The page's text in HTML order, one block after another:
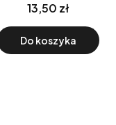
13,50 zł
Do koszyka